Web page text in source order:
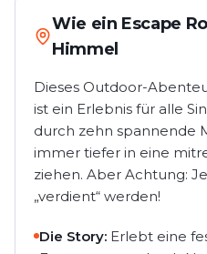
Wie ein Escape
Himmel
Dieses Outdoor-
ist ein Erlebnis für alle
durch zehn spannende
immer tiefer in eine
ziehen. Aber Achtung:
„verdient“ werden!
Die Story: Erlebt eine